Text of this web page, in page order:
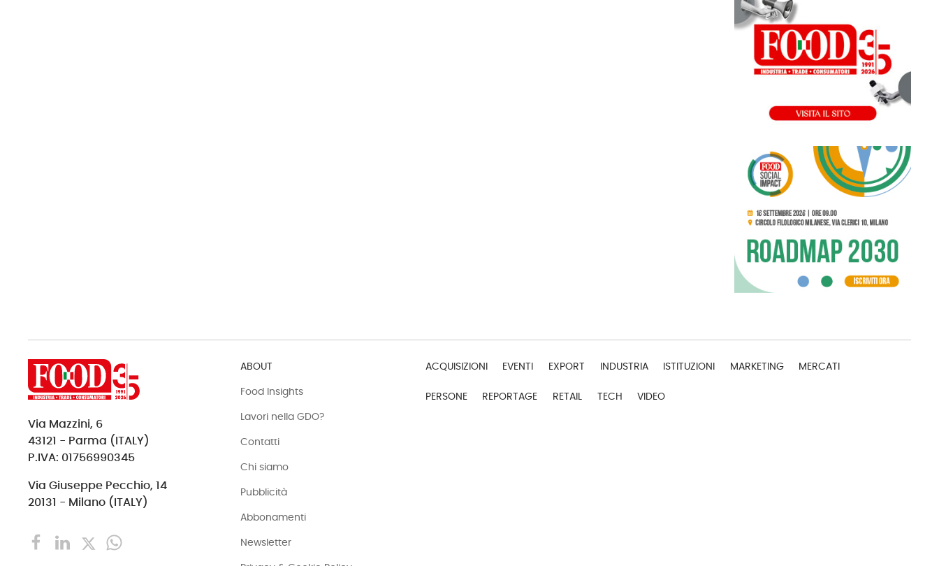
Via Mazzini, 6
43121 - Parma (ITALY)
P.IVA: 01756990345
Via Giuseppe Pecchio, 14
20131 - Milano (ITALY)
ABOUT
Food Insights
Lavori nella GDO?
Contatti
Chi siamo
Pubblicità
Abbonamenti
Newsletter
ACQUISIZIONI EVENTI EXPORT INDUSTRIA ISTITUZIONI MARKETING MERCATI
PERSONE REPORTAGE RETAIL TECH VIDEO